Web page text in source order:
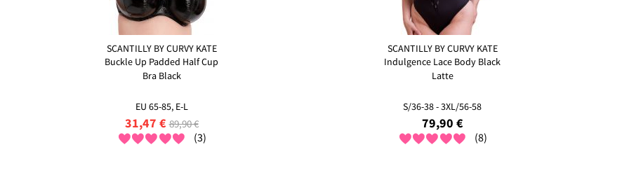
SCANTILLY BY CURVY KATE
Buckle Up Padded Half Cup
Bra Black
EU 65-85, E-L
31,47 € 89,90 €
(3)
SCANTILLY BY CURVY KATE
Indulgence Lace Body Black
Latte
S/36-38 - 3XL/56-58
79,90 €
(8)